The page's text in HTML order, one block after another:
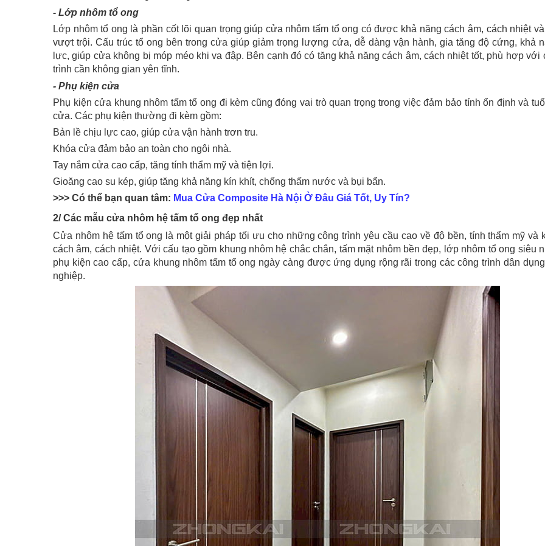
- Lớp nhôm tổ ong
Lớp nhôm tổ ong là phần cốt lõi quan trọng giúp cửa nhôm tấm tổ ong có được khả năng cách âm, cách nhiệt
vượt trội. Cấu trúc tổ ong bên trong cửa giúp giảm trọng lượng cửa, dễ dàng vận hành, gia tăng độ cứng, khả
lực, giúp cửa không bị móp méo khi va đập. Bên cạnh đó có tăng khả năng cách âm, cách nhiệt tốt, phù hợp với
trình cần không gian yên tĩnh.
- Phụ kiện cửa
Phụ kiện cửa khung nhôm tấm tổ ong đi kèm cũng đóng vai trò quan trọng trong việc đảm bảo tính ổn định và
cửa. Các phụ kiện thường đi kèm gồm:
Bản lề chịu lực cao, giúp cửa vận hành trơn tru.
Khóa cửa đảm bảo an toàn cho ngôi nhà.
Tay nắm cửa cao cấp, tăng tính thẩm mỹ và tiện lợi.
Gioăng cao su kép, giúp tăng khả năng kín khít, chống thấm nước và bụi bẩn.
>>> Có thể bạn quan tâm: Mua Cửa Composite Hà Nội Ở Đâu Giá Tốt, Uy Tín?
2/ Các mẫu cửa nhôm hệ tấm tổ ong đẹp nhất
Cửa nhôm hệ tấm tổ ong là một giải pháp tối ưu cho những công trình yêu cầu cao về độ bền, tính thẩm mỹ và
cách âm, cách nhiệt. Với cấu tạo gồm khung nhôm hệ chắc chắn, tấm mặt nhôm bền đẹp, lớp nhôm tổ ong siêu
phụ kiện cao cấp, cửa khung nhôm tấm tổ ong ngày càng được ứng dụng rộng rãi trong các công trình dân
nghiệp.